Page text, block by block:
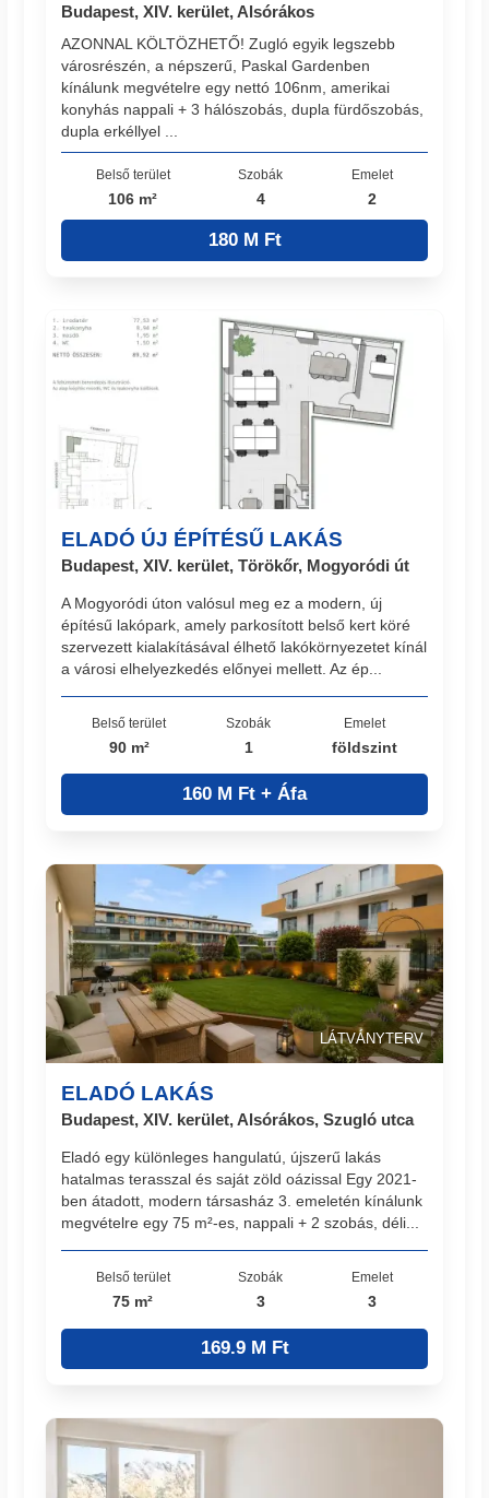
Budapest, XIV. kerület, Alsórákos
AZONNAL KÖLTÖZHETŐ! Zugló egyik legszebb
városrészén, a népszerű, Paskal Gardenben
kínálunk megvételre egy nettó 106nm, amerikai
konyhás nappali + 3 hálószobás, dupla fürdőszobás,
dupla erkéllyel ...
Belső terület
106 m²
Szobák
4
Emelet
2
180 M Ft
ELADÓ ÚJ ÉPÍTÉSŰ LAKÁS
Budapest, XIV. kerület, Törökőr, Mogyoródi út
A Mogyoródi úton valósul meg ez a modern, új
építésű lakópark, amely parkosított belső kert köré
szervezett kialakításával élhető lakókörnyezetet kínál
a városi elhelyezkedés előnyei mellett. Az ép...
Belső terület
90 m²
Szobák
1
Emelet
földszint
160 M Ft + Áfa
LÁTVÁNYTERV
ELADÓ LAKÁS
Budapest, XIV. kerület, Alsórákos, Szugló utca
Eladó egy különleges hangulatú, újszerű lakás
hatalmas terasszal és saját zöld oázissal Egy 2021-
ben átadott, modern társasház 3. emeletén kínálunk
megvételre egy 75 m²-es, nappali + 2 szobás, déli...
Belső terület
75 m²
Szobák
3
Emelet
3
169.9 M Ft